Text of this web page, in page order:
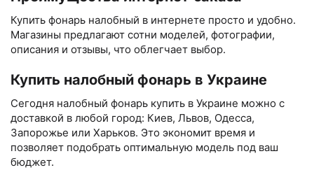
Купить фонарь налобный в интернете просто и удобно.
Магазины предлагают сотни моделей, фотографии,
описания и отзывы, что облегчает выбор.
Купить налобный фонарь в Украине
Сегодня налобный фонарь купить в Украине можно с
доставкой в любой город: Киев, Львов, Одесса,
Запорожье или Харьков. Это экономит время и
позволяет подобрать оптимальную модель под ваш
бюджет.